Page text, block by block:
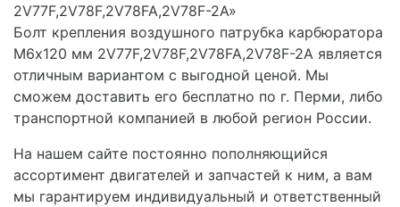
2V77F,2V78F,2V78FA,2V78F-2A»
Болт крепления воздушного патрубка карбюратора
M6х120 мм 2V77F,2V78F,2V78FA,2V78F-2A является
отличным вариантом с выгодной ценой. Мы
сможем доставить его бесплатно по г. Перми, либо
транспортной компанией в любой регион России.
На нашем сайте постоянно пополняющийся
ассортимент двигателей и запчастей к ним, а вам
мы гарантируем индивидуальный и ответственный